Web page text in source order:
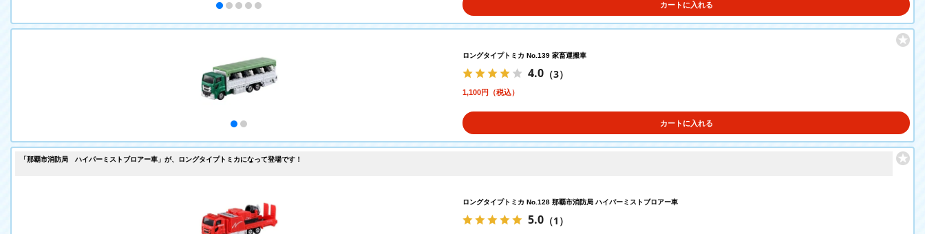
カートに入れる
ロングタイプトミカ No.139 家畜運搬車
4.0 （3）
1,100円（税込）
カートに入れる
「那覇市消防局 ハイパーミストブロアー車」が、ロングタイプトミカになって登場です！
ロングタイプトミカ No.128 那覇市消防局 ハイパーミストブロアー車
5.0 （1）